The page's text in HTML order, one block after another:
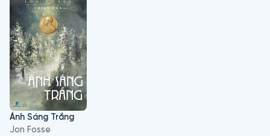
Ông là nhà văn Nynorsk đầu tiên nhận giải Nobel Văn học và
là người Na Uy thứ ba nhận được giải thưởng này, sau Sigrid
Undset được trao giải năm 1928. Fosse đã sáng tác các tác
phẩm bằng tiếng Nynorsk, gồm khoảng 40 vở kịch, cũng như
rất nhiều tiểu thuyết, tập thơ, tiểu luận, sách cho thiếu nhi và
các bản dịch. Các tác phẩm của ông đã được dịch ra hơn 50
ngôn ngữ. Ông là một trong những nhà viết kịch có tác phẩm
được biểu diễn rộng rãi nhất trên thế giới.
Ánh Sáng Trắng
Jon Fosse